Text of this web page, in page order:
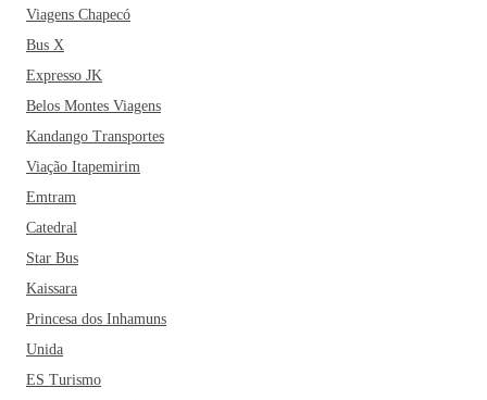
considerada a principal do Brasil na categoria Turismo, a
Feira Agropecuária e Industrial de Cascavel (Expovel) e a
Se você está planejando adquirir uma passagem para viajar
pra Cascavel, não pode deixar de inserir um passeio pelo
Parque Ecológico Paulo Gorski, o Zoológico Municipal de
Cascavel, o Teatro Municipal e a Ponte Molhada. Dentre os
restaurantes mais famosos da cidade estão ainda a Pizzaria
aqueles que buscam um lugar tranquilo e sossegado para as
férias com a família.
Viagens Chapecó
Bus X
Expresso JK
Belos Montes Viagens
Kandango Transportes
Viação Itapemirim
Emtram
Catedral
Star Bus
Kaissara
Princesa dos Inhamuns
Unida
ES Turismo